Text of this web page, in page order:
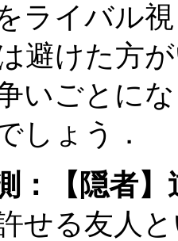
ライバル
避けた方
いごとに
しょう．
：【隠者】
せる友人